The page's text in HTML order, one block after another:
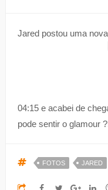
Jared postou uma
04:15 e acabei de
pode sentir o glamour
FOTOS JARED